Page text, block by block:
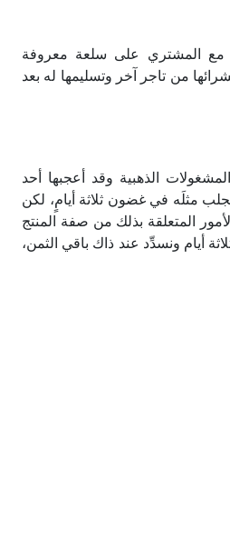
مع المشتري على سلعة معروفة
من تاجر آخر وتسليمها له بعد
الذهبية وقد أعجبها أحد
مثلَه في غضون ثلاثة أيامٍ، لكن
المتعلقة بذلك من صفة المنتج
أيام ونسدِّد عند ذاك باقي الثمن،